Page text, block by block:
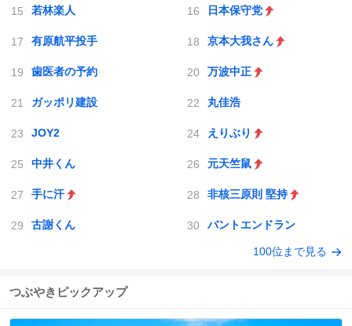
若林楽人 日本保守党
有原航平投手 京本大我さん
歯医者の予約 万波中正
ガッポリ建設 丸佳浩
JOY2 えりぶり
中井くん 元天竺鼠
手に汗 非核三原則 堅持
古謝くん バントエンドラン
100位まで見る
つぶやきピックアップ